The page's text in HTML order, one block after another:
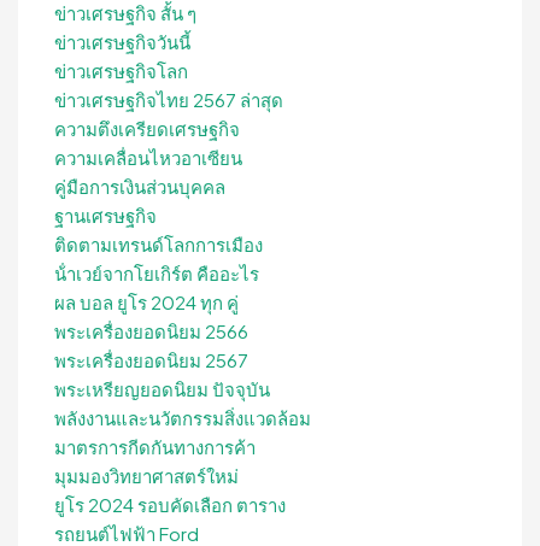
ข่าวเศรษฐกิจ สั้น ๆ
ข่าวเศรษฐกิจวันนี้
ข่าวเศรษฐกิจโลก
ข่าวเศรษฐกิจไทย 2567 ล่าสุด
ความตึงเครียดเศรษฐกิจ
ความเคลื่อนไหวอาเซียน
คู่มือการเงินส่วนบุคคล
ฐานเศรษฐกิจ
ติดตามเทรนด์โลกการเมือง
น้ําเวย์จากโยเกิร์ต คืออะไร
ผล บอล ยูโร 2024 ทุก คู่
พระเครื่องยอดนิยม 2566
พระเครื่องยอดนิยม 2567
พระเหรียญยอดนิยม ปัจจุบัน
พลังงานและนวัตกรรมสิ่งแวดล้อม
มาตรการกีดกันทางการค้า
มุมมองวิทยาศาสตร์ใหม่
ยูโร 2024 รอบคัดเลือก ตาราง
รถยนต์ไฟฟ้า Ford